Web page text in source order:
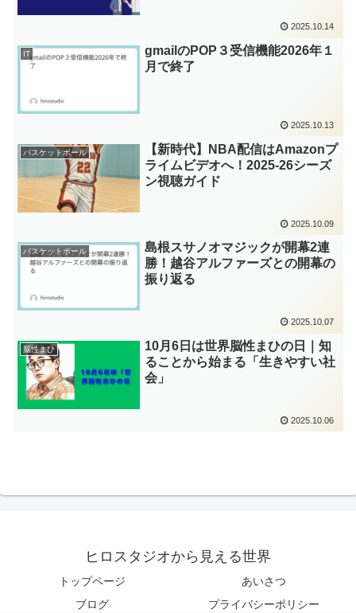
2025.10.14
IT
gmailのPOP３受信機能2026年１
月で終了
2025.10.13
バスケットボール
【新時代】NBA配信はAmazonプ
ライムビデオへ！2025-26シーズ
ン視聴ガイド
2025.10.09
バスケットボール
島根スサノオマジックが開幕2連
勝！越谷アルファーズとの開幕の
振り返る
2025.10.07
脳性まひ
10月6日は世界脳性まひの日｜知
ることから始まる「生きやすい社
会」
2025.10.06
ヒロスタジオから見える世界
トップページ
あいさつ
ブログ
プライバシーポリシー